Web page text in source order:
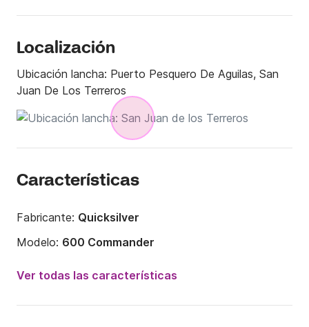
Localización
Ubicación lancha: Puerto Pesquero De Aguilas, San
Juan De Los Terreros
Características
Fabricante: Quicksilver
Modelo: 600 Commander
115CV
Ver todas las características